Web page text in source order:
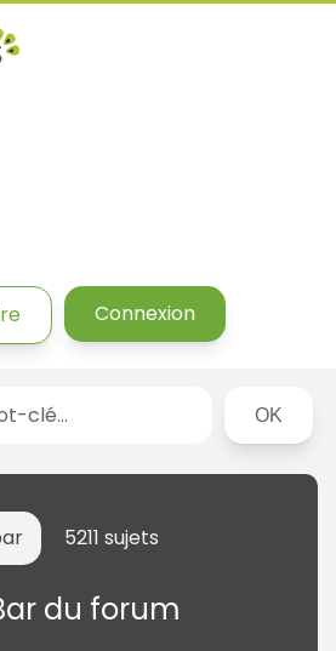
Connexion
Rechercher
5211 sujets
du forum